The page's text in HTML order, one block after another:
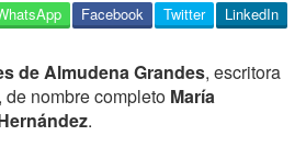
LinkedIn
Twitter
Facebook
de Almudena Grandes, escritora
nombre completo María
.